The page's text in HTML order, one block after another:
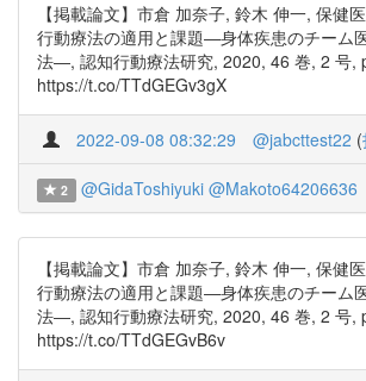
【掲載論文】市倉 加奈子, 鈴木 伸一, 保健
行動療法の適用と課題―身体疾患のチーム
法―, 認知行動療法研究, 2020, 46 巻, 2 号,
https://t.co/TTdGEGv3gX
2022-09-08 08:32:29 @jabcttest22 (
2 @GidaToshiyuki @Makoto64206636
【掲載論文】市倉 加奈子, 鈴木 伸一, 保健
行動療法の適用と課題―身体疾患のチーム
法―, 認知行動療法研究, 2020, 46 巻, 2 号,
https://t.co/TTdGEGvB6v